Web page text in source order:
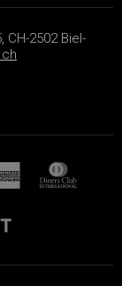
2502 Biel-